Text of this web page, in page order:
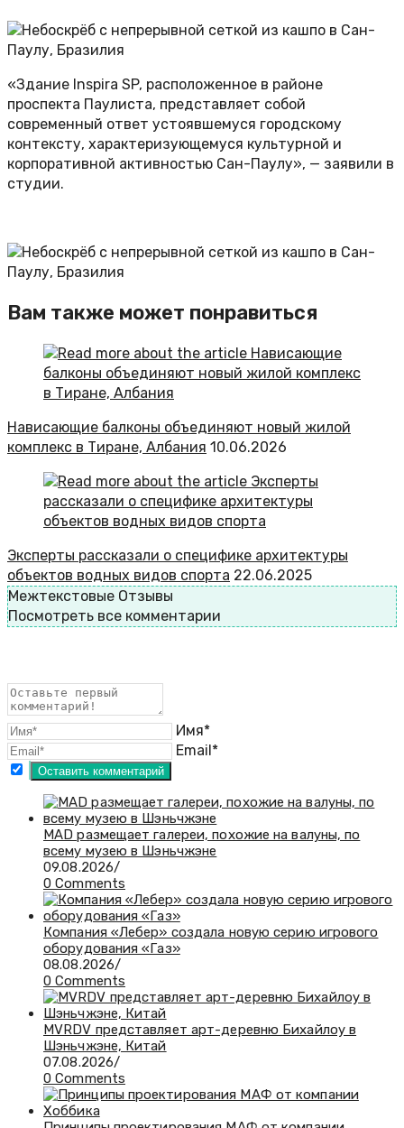
«Здание Inspira SP, расположенное в районе
проспекта Паулиста, представляет собой
современный ответ устоявшемуся городскому
контексту, характеризующемуся культурной и
корпоративной активностью Сан-Паулу», — заявили в
студии.
Вам также может понравиться
Нависающие балконы объединяют новый жилой
комплекс в Тиране, Албания 10.06.2026
Эксперты рассказали о специфике архитектуры
объектов водных видов спорта 22.06.2025
Межтекстовые Отзывы
Посмотреть все комментарии
Имя*
Email*
MAD размещает галереи, похожие на валуны, по
всему музею в Шэньчжэне
09.08.2026/
0 Comments
​Компания «Лебер» создала новую серию игрового
оборудования «Газ»
08.08.2026/
0 Comments
MVRDV представляет арт-деревню Бихайлоу в
Шэньчжэне, Китай
07.08.2026/
0 Comments